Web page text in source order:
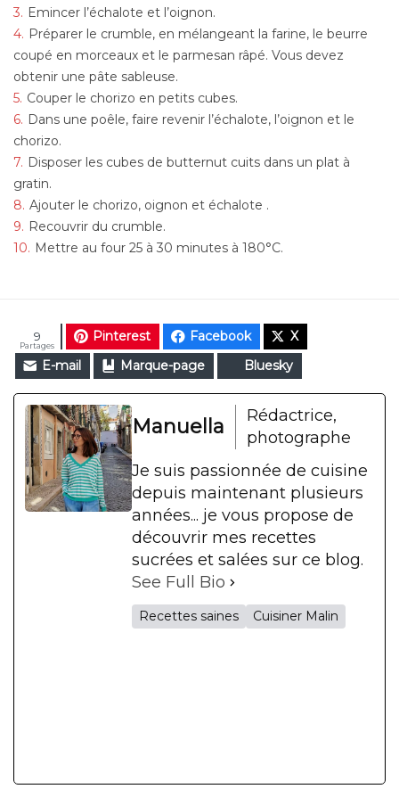
Emincer l’échalote et l’oignon.
Préparer le crumble, en mélangeant la farine, le beurre
coupé en morceaux et le parmesan râpé. Vous devez
obtenir une pâte sableuse.
Couper le chorizo en petits cubes.
Dans une poêle, faire revenir l’échalote, l’oignon et le
chorizo.
Disposer les cubes de butternut cuits dans un plat à
gratin.
Ajouter le chorizo, oignon et échalote .
Recouvrir du crumble.
Mettre au four 25 à 30 minutes à 180°C.
Pinterest Facebook
X
E-mail
Marque-page Bluesky
Partages
9
Manuella
Rédactrice,
photographe
Je suis passionnée de cuisine
depuis maintenant plusieurs
années... je vous propose de
découvrir mes recettes
sucrées et salées sur ce blog.
See Full Bio
Recettes saines Cuisiner Malin